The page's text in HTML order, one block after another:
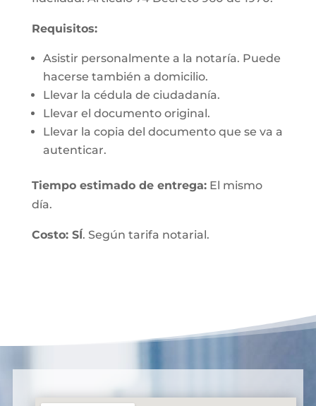
Requisitos:
Asistir personalmente a la notaría. Puede
hacerse también a domicilio.
Llevar la cédula de ciudadanía.
Llevar el documento original.
Llevar la copia del documento que se va a
autenticar.
Tiempo estimado de entrega:El mismo
día.
Costo: SÍ. Según tarifa notarial.